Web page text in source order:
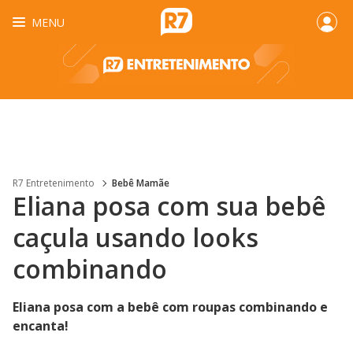
MENU
R7 Entretenimento Bebê Mamãe
Eliana posa com sua bebê
caçula usando looks
combinando
Eliana posa com a bebê com roupas combinando e
encanta!